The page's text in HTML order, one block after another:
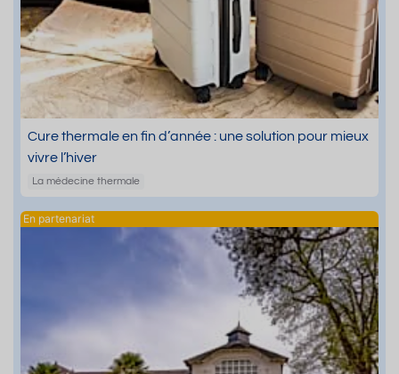
Cure thermale en fin d’année : une solution pour mieux
vivre l’hiver
La médecine thermale